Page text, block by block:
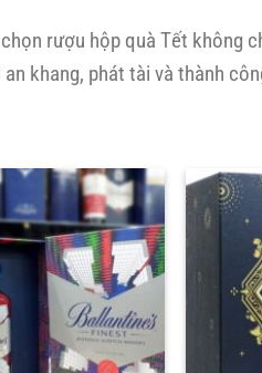
rượu hộp quà Tết không
an khang, phát tài và thành